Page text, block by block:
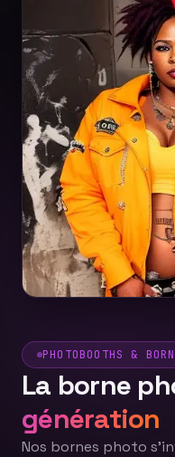
PHOTOBOOTHS &
La borne
génération
Nos bornes photo